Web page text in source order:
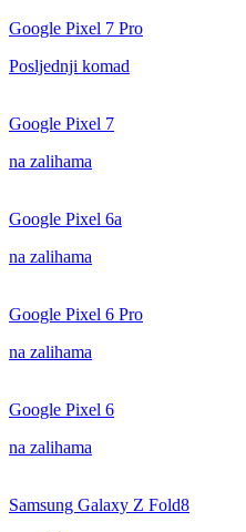
Google Pixel 7 Pro
Posljednji komad
Google Pixel 7
na zalihama
Google Pixel 6a
na zalihama
Google Pixel 6 Pro
na zalihama
Google Pixel 6
na zalihama
Samsung Galaxy Z Fold8